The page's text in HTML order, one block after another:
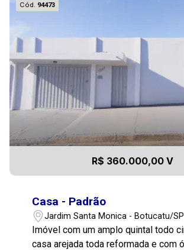
Cód. 94473
R$ 360.000,00 V
Casa - Padrão
Jardim Santa Monica - Botucatu/SP
Imóvel com um amplo quintal todo cimentado,
casa arejada toda reformada e com ótima